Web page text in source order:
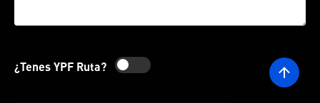
¿Tenes YPF Ruta?